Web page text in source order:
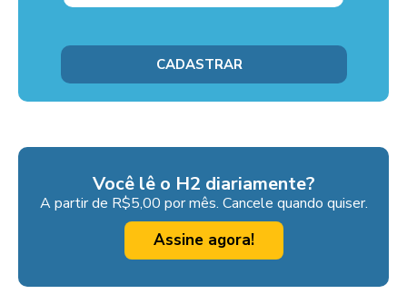
Você lê o H2 diariamente?
A partir de R$5,00 por mês. Cancele quando quiser.
Assine agora!